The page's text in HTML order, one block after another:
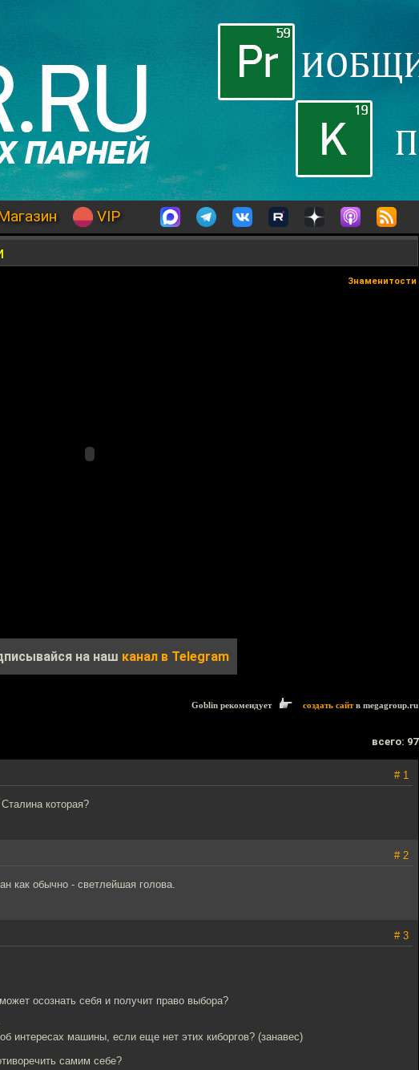
VIP
Знаменитости
на наш канал в Telegram
Goblin рекомендует создать сайтв megagroup.ru
всего: 97
# 1
которая?
# 2
как обычно - светлейшая голова.
# 3
осознать себя и получит право выбора?
интересах машины, если еще нет этих киборгов? (занавес)
самим себе?